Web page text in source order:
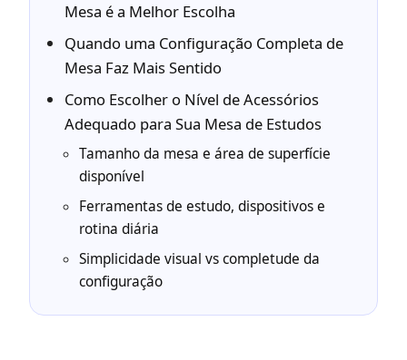
Mesa é a Melhor Escolha
Quando uma Configuração Completa de
Mesa Faz Mais Sentido
Como Escolher o Nível de Acessórios
Adequado para Sua Mesa de Estudos
Tamanho da mesa e área de superfície
disponível
Ferramentas de estudo, dispositivos e
rotina diária
Simplicidade visual vs completude da
configuração